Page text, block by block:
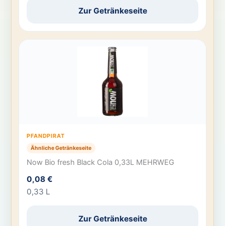
Zur Getränkeseite
PFANDPIRAT
Ähnliche Getränkeseite
Now Bio fresh Black Cola 0,33L MEHRWEG
0,08 €
0,33 L
Zur Getränkeseite